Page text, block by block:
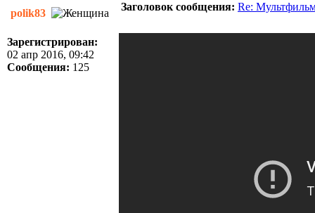
polik83
Заголовок сообщения: Re:
Зарегистрирован:
02 апр 2016, 09:42
Сообщения: 125